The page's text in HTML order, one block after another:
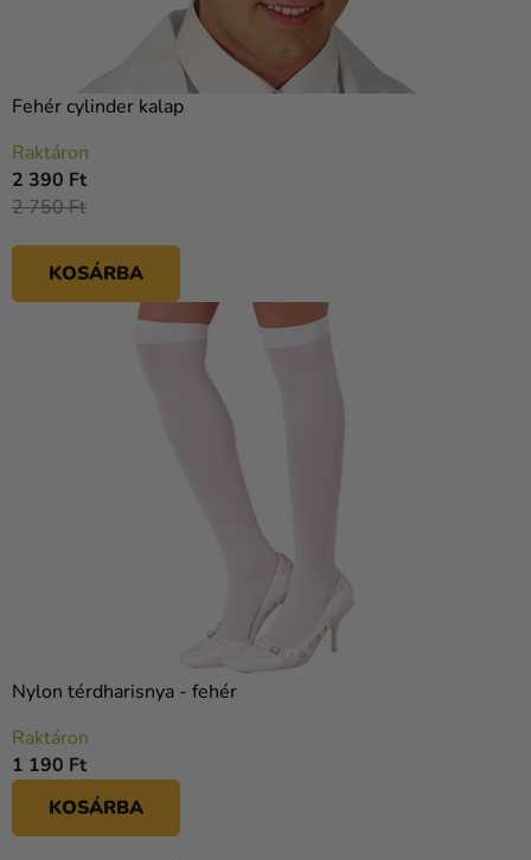
Fehér cylinder kalap
Raktáron
2 390 Ft
2 750 Ft
KOSÁRBA
Nylon térdharisnya - fehér
Raktáron
1 190 Ft
KOSÁRBA